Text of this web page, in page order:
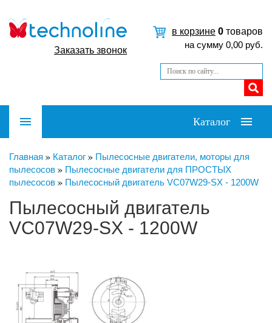
Заказать звонок
в корзине 0 товаров
на сумму 0,00 руб.
Каталог
Главная Каталог
Пылесосные двигатели, моторы для
пылесосов
Пылесосные двигатели для ПРОСТЫХ
пылесосов
Пылесосный двигатель VC07W29-SX - 1200W
Пылесосный двигатель
VC07W29-SX - 1200W